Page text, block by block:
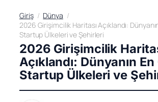
Giriş
Dünya
2026 Girişimcilik Haritası Açıklandı:
Startup Ülkeleri ve Şehirleri
2026 Girişimcilik
Açıklandı: Dünyanın
Startup Ülkeleri ve